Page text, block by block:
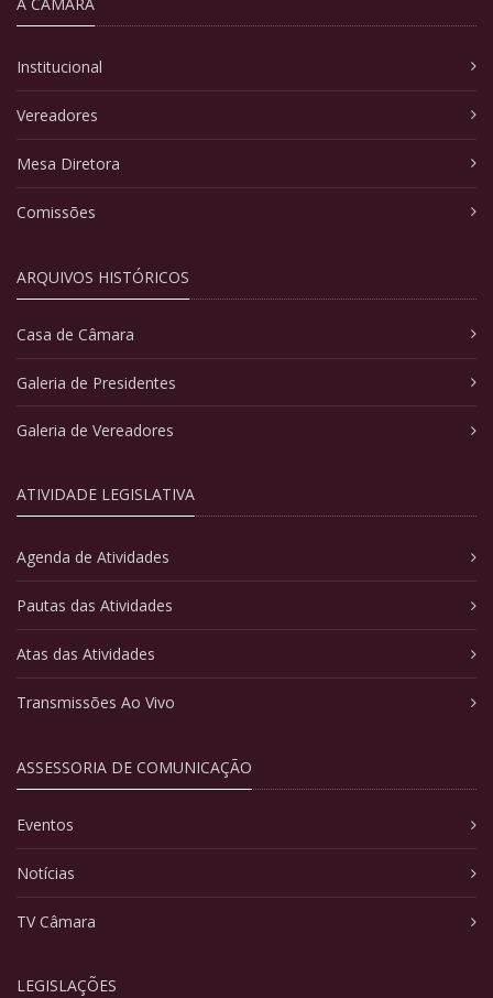
Institucional
Vereadores
Mesa Diretora
Comissões
ARQUIVOS HISTÓRICOS
Casa de Câmara
Galeria de Presidentes
Galeria de Vereadores
ATIVIDADE LEGISLATIVA
Agenda de Atividades
Pautas das Atividades
Atas das Atividades
Transmissões Ao Vivo
ASSESSORIA DE COMUNICAÇÃO
Eventos
Notícias
TV Câmara
LEGISLAÇÕES